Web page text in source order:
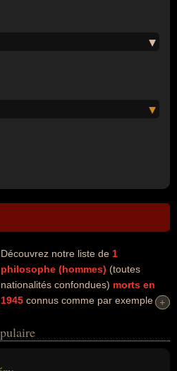
Découvrez notre liste de 1
philosophe (hommes) (toutes
nationalités confondues) morts en
1945 connus comme par exemple :
de l'art, de la littérature ou de la
leurs nationalités au moment
+
+